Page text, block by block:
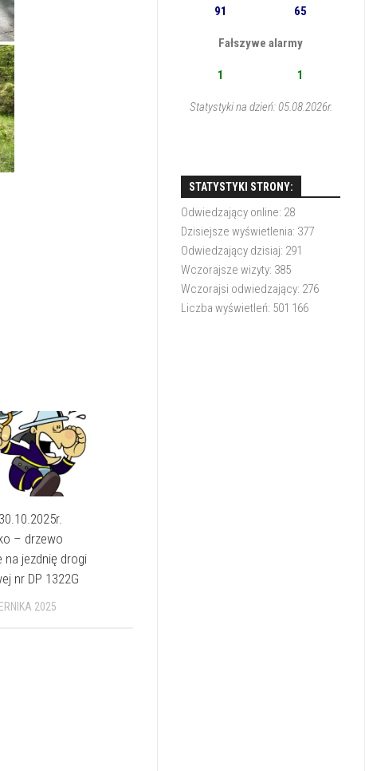
– drzewo
na jezdnię drogi
nr DP 1322G
2025
91 65
Fałszywe alarmy
1 1
Statystyki na dzień: 05.08.2026r.
STATYSTYKI STRONY:
Odwiedzający online: 28
Dzisiejsze wyświetlenia: 377
Odwiedzający dzisiaj: 291
Wczorajsze wizyty: 385
Wczorajsi odwiedzający: 276
Liczba wyświetleń: 501 166